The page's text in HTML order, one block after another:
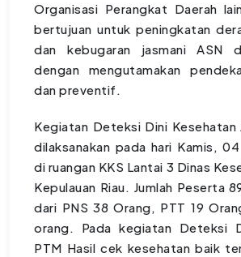
Organisasi Perangkat Daerah
bertujuan untuk peningkatan
dan kebugaran jasmani ASN
dengan mengutamakan
dan preventif.
Kegiatan Deteksi Dini Kesehatan
dilaksanakan pada hari Kamis,
di ruangan KKS Lantai 3 Dinas
Kepulauan Riau. Jumlah Peserta
dari PNS 38 Orang, PTT 19
orang. Pada kegiatan Deteksi
PTM Hasil cek kesehatan baik